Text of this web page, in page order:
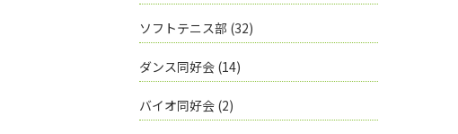
ソフトテニス部 (32)
ダンス同好会 (14)
バイオ同好会 (2)